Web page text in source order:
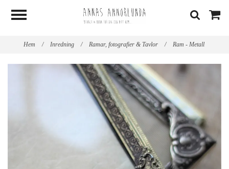
Hem / Inredning / Ramar, fotografier & Tavlor / Ram - Metall